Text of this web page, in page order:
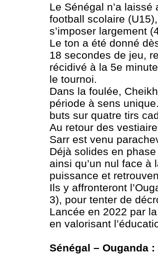
Le Sénégal n’a
football scolaire
s’imposer largement
Le ton a été donné
18 secondes de jeu,
récidivé à la 5e
le tournoi.
Dans la foulée,
période à sens
buts sur quatre tirs
Au retour des
Sarr est venu
Déjà solides en
ainsi qu’un nul face
puissance et
Ils y affronteront
3), pour tenter de
Lancée en 2022 par
en valorisant
Sénégal – Ouganda